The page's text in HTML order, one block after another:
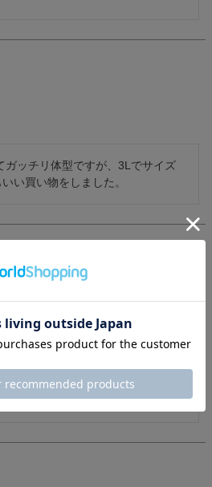
ガッチリ体型ですが、3Lでサイズ
い買い物をしました。
たうえでLLを購入しました。
、価格もかなり割り引かれまし
す。